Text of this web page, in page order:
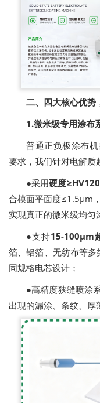
二、四大核心优势
1.微米级专用涂布
普通正负极涂布
要求，我们针对电解质
●采用硬度
合模面平面度≤1.5μm
实现真正的微米级均匀
●支持15-100μm
箔、铝箔、无纺布等
同规格电芯设计；
●高精度狭缝喷涂
出现的漏涂、条纹、厚